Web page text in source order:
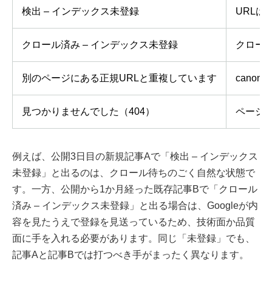
検出 – インデックス未登録 URLは
クロール済み – インデックス未登録 クロー
別のページにある正規URLと重複しています
見つかりませんでした（404） ページ
例えば、公開3日目の新規記事Aで「検出 – インデックス
未登録」と出るのは、クロール待ちのごく自然な状態で
す。一方、公開から1か月経った既存記事Bで「クロール
済み – インデックス未登録」と出る場合は、Googleが内
容を見たうえで登録を見送っているため、技術面か品質
面に手を入れる必要があります。同じ「未登録」でも、
記事Aと記事Bでは打つべき手がまったく異なります。